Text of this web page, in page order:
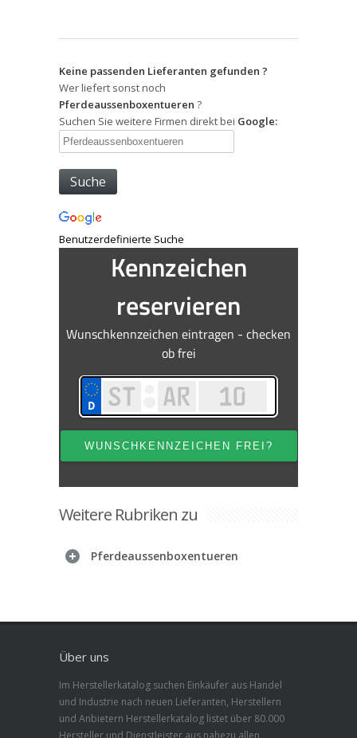
Keine passenden Lieferanten gefunden ?
Wer liefert sonst noch
Pferdeaussenboxentueren ?
Suchen Sie weitere Firmen direkt bei Google:
Benutzerdefinierte Suche
Weitere Rubriken zu
Pferdeaussenboxentueren
Über uns
Im Herstellerkatalog suchen Einkäufer aus Handel
und Industrie nach neuen Lieferanten, Herstellern
und Anbietern Herstellerkatalog listet über 80.000
Hersteller und Dienstleister aus nahezu allen